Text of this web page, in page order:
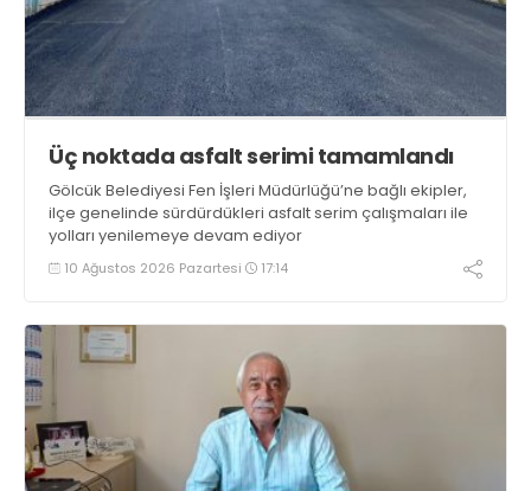
Üç noktada asfalt serimi tamamlandı
Gölcük Belediyesi Fen İşleri Müdürlüğü’ne bağlı ekipler,
ilçe genelinde sürdürdükleri asfalt serim çalışmaları ile
yolları yenilemeye devam ediyor
10 Ağustos 2026 Pazartesi 17:14